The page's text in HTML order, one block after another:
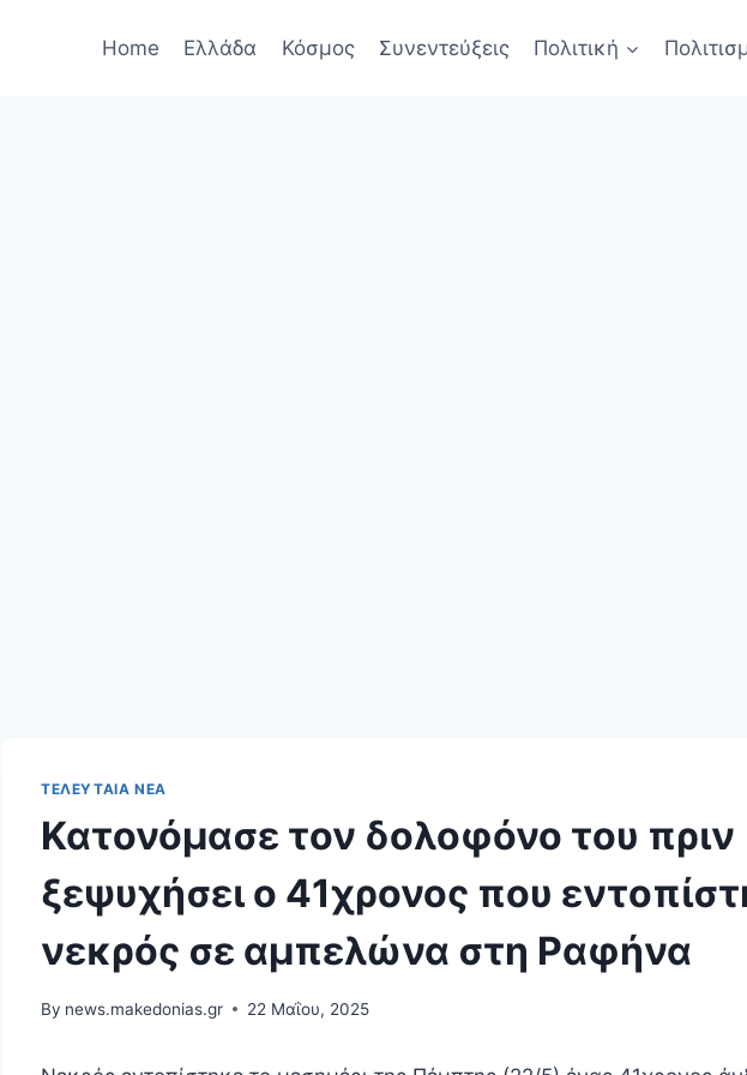
Home Ελλάδα Κόσμος Συνεντεύξεις Πολιτική
ΤΕΛΕΥΤΑΊΑ ΝΈΑ
Κατονόμασε τον δολοφόνο του πριν
ξεψυχήσει ο 41χρονος που
νεκρός σε αμπελώνα στη Ραφήνα
By news.makedonias.gr 22 Μαΐου, 2025